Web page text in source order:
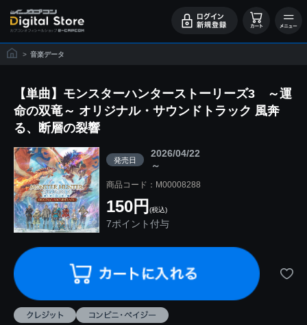
> 音楽データ
【単曲】モンスターハンターストーリーズ3 ～運
命の双竜～ オリジナル・サウンドトラック 風奔
る、断層の裂響
発売日
2026/04/22
～
商品コード：M00008288
150円 (税込)
7ポイント付与